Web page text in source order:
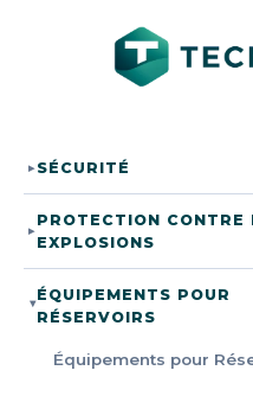
▸SÉCURITÉ
▸
PROTECTION CONTRE
EXPLOSIONS
▸
ÉQUIPEMENTS POUR
RÉSERVOIRS
Équipements pour